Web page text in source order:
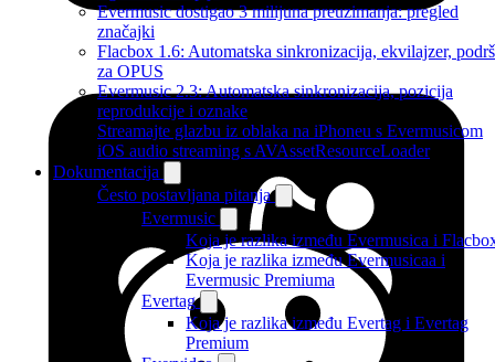
Evermusic dostigao 3 milijuna preuzimanja: pregled
značajki
Flacbox 1.6: Automatska sinkronizacija, ekvilajzer,
za OPUS
Evermusic 2.3: Automatska sinkronizacija, pozicija
reprodukcije i oznake
Streamajte glazbu iz oblaka na iPhoneu s Evermusicom
iOS audio streaming s AVAssetResourceLoader
Dokumentacija
Često postavljana pitanja
Evermusic
Koja je razlika između Evermusica i
Koja je razlika između Evermusicaa i
Evermusic Premiuma
Evertag
Koja je razlika između Evertag i Evertag
Premium